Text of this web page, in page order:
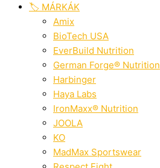
🏷️ MÁRKÁK
Amix
BioTech USA
EverBuild Nutrition
German Forge® Nutrition
Harbinger
Haya Labs
IronMaxx® Nutrition
JOOLA
KO
MadMax Sportswear